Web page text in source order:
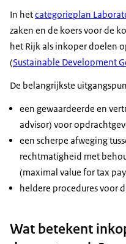
In hetcategorieplan
zaken en de koers voor de
het Rijk als inkoper doelen
(Sustainable Development
De belangrijkste
een gewaardeerde en
advisor) voor
een scherpe afweging
rechtmatigheid met
(maximal value for tax
heldere procedures voor
Wat betekent